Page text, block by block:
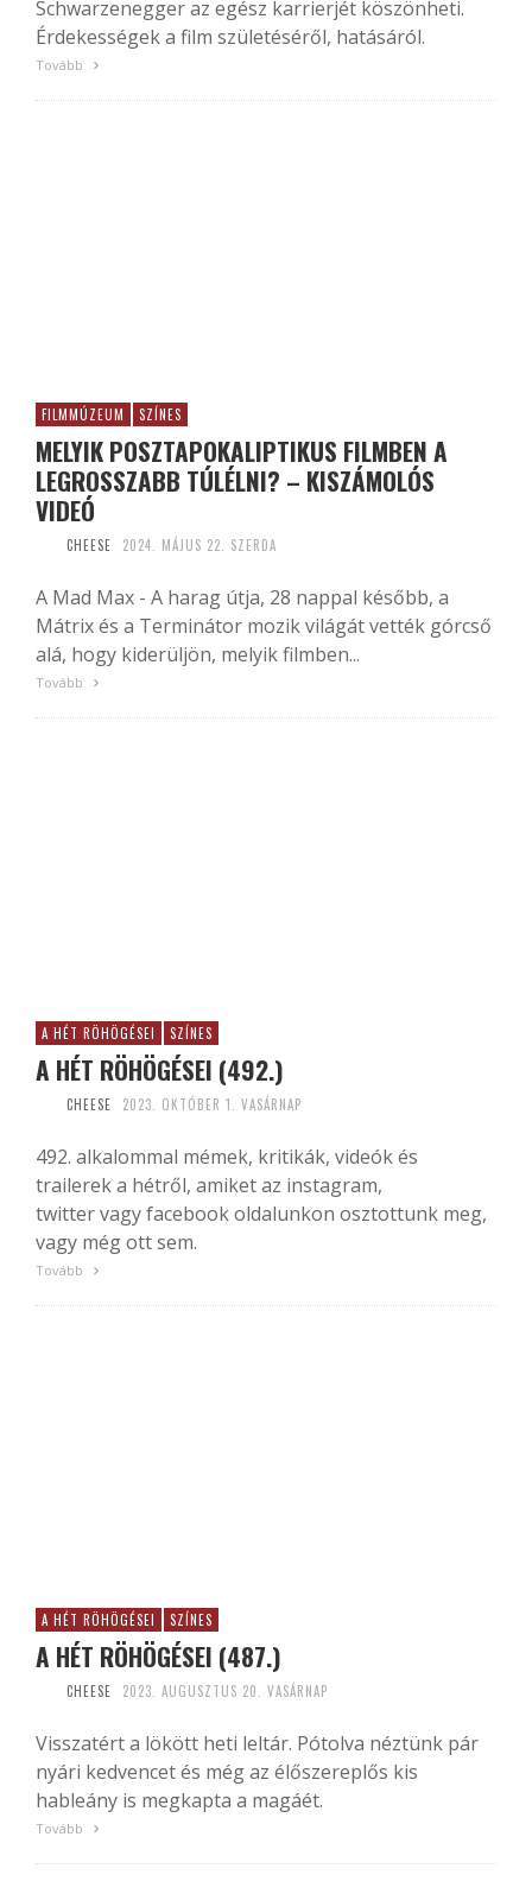
Schwarzenegger az egész karrierjét köszönheti.
Érdekességek a film születéséről, hatásáról.
Tovább
FILMMÚZEUM SZÍNES
MELYIK POSZTAPOKALIPTIKUS FILMBEN A
LEGROSSZABB TÚLÉLNI? – KISZÁMOLÓS
VIDEÓ
CHEESE 2024. MÁJUS 22. SZERDA
A Mad Max - A harag útja, 28 nappal később, a
Mátrix és a Terminátor mozik világát vették górcső
alá, hogy kiderüljön, melyik filmben...
Tovább
A HÉT RÖHÖGÉSEI SZÍNES
A HÉT RÖHÖGÉSEI (492.)
CHEESE 2023. OKTÓBER 1. VASÁRNAP
492. alkalommal mémek, kritikák, videók és
trailerek a hétről, amiket az instagram,
twitter vagy facebook oldalunkon osztottunk meg,
vagy még ott sem.
Tovább
A HÉT RÖHÖGÉSEI SZÍNES
A HÉT RÖHÖGÉSEI (487.)
CHEESE 2023. AUGUSZTUS 20. VASÁRNAP
Visszatért a lökött heti leltár. Pótolva néztünk pár
nyári kedvencet és még az élőszereplős kis
hableány is megkapta a magáét.
Tovább